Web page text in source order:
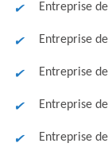
Entreprise
Entreprise
Entreprise
Entreprise
Entreprise